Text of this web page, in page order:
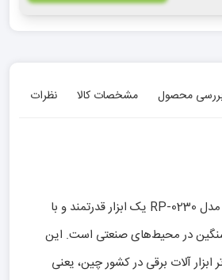
محصول مشخصات کالا نظرات
کارواش صنعتی رونیکس مدل RP-0230 یک ابزار قدرتمند و با
در محیط‌های صنعتی است. این
آلات برقی در کشور چین، یعنی